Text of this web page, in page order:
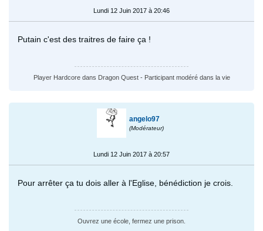
Lundi 12 Juin 2017 à 20:46
Putain c'est des traitres de faire ça !
Player Hardcore dans Dragon Quest - Participant modéré dans la vie
angelo97
(Modérateur)
Lundi 12 Juin 2017 à 20:57
Pour arrêter ça tu dois aller à l'Eglise, bénédiction je crois.
Ouvrez une école, fermez une prison.